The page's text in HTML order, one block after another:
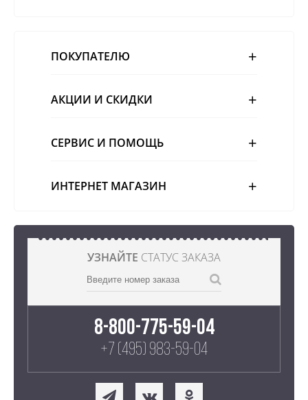
ПОКУПАТЕЛЮ
АКЦИИ И СКИДКИ
СЕРВИС И ПОМОЩЬ
ИНТЕРНЕТ МАГАЗИН
УЗНАЙТЕ СТАТУС ЗАКАЗА
8-800-775-59-04
+7 (495) 983-59-04